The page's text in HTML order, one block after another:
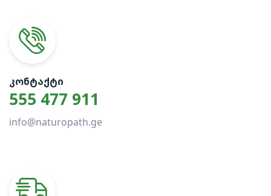
ᲙᲝᲜᲢᲐᲥᲢᲘ
555 477 911
info@naturopath.ge